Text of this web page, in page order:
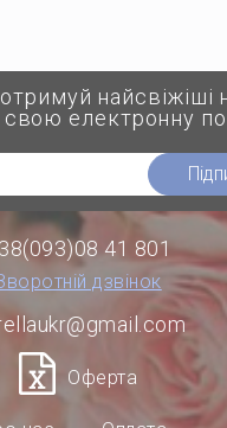
найсвіжіші
свою електронну
41 801
дзвінок
Оферта